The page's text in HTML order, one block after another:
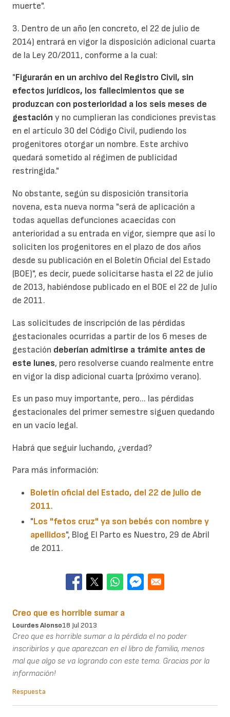
muerte".
3. Dentro de un año (en concreto, el 22 de julio de
2014) entrará en vigor la disposición adicional cuarta
de la Ley 20/2011, conforme a la cual:
"Figurarán en un archivo del Registro Civil, sin
efectos jurídicos, los fallecimientos que se
produzcan con posterioridad a los seis meses de
gestación y no cumplieran las condiciones previstas
en el artículo 30 del Código Civil, pudiendo los
progenitores otorgar un nombre. Este archivo
quedará sometido al régimen de publicidad
restringida."
No obstante, según su disposición transitoria
novena, esta nueva norma "será de aplicación a
todas aquellas defunciones acaecidas con
anterioridad a su entrada en vigor, siempre que así lo
soliciten los progenitores en el plazo de dos años
desde su publicación en el Boletín Oficial del Estado
(BOE)", es decir, puede solicitarse hasta el 22 de julio
de 2013, habiéndose publicado en el BOE el 22 de Julio
de 2011.
Las solicitudes de inscripción de las pérdidas
gestacionales ocurridas a partir de los 6 meses de
gestación deberían admitirse a trámite antes de
este lunes, pero resolverse cuando realmente entre
en vigor la disp adicional cuarta (próximo verano).
Es un paso muy importante, pero... las pérdidas
gestacionales del primer semestre siguen quedando
en un vacío legal.
Habrá que seguir luchando, ¿verdad?
Para más información:
Boletín oficial del Estado, del 22 de Julio de
2011.
"Los "fetos cruz" ya son bebés con nombre y
apellidos", Blog El Parto es Nuestro, 29 de Abril
de 2011.
Creo que es horrible sumar a
Lourdes Alonso18 Jul 2013
Creo que es horrible sumar a la pérdida el no poder
inscribirlos y que aparezcan en el libro de familia, menos
mal que algo se va logrando con este tema. Gracias por la
información!
Respuesta